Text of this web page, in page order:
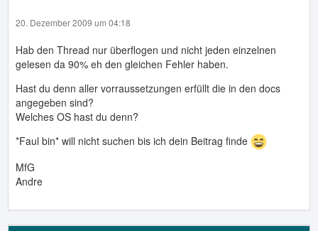
20. Dezember 2009 um 04:18
Hab den Thread nur überflogen und nicht jeden einzelnen
gelesen da 90% eh den gleichen Fehler haben.
Hast du denn aller vorraussetzungen erfüllt die in den docs
angegeben sind?
Welches OS hast du denn?
*Faul bin* will nicht suchen bis ich dein Beitrag finde
MfG
Andre